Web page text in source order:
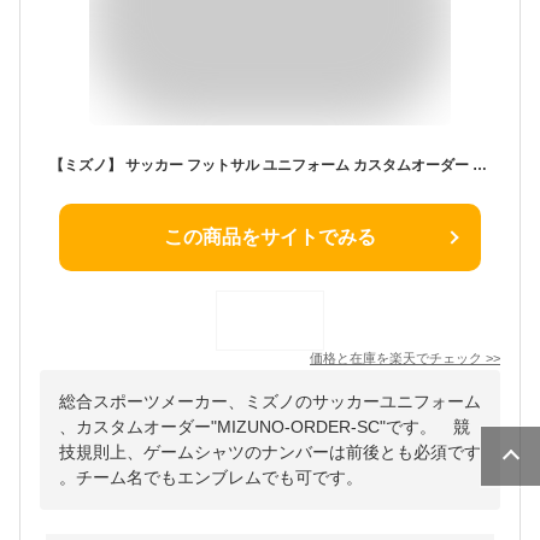
【ミズノ】 サッカー フットサル ユニフォーム カスタムオーダー 5枚以上から オリジナルユニフォーム MIZUNO-ORDER-SC ※キャンセル・返品・変更不可商品
この商品をサイトでみる
価格と在庫を楽天でチェック >>
総合スポーツメーカー、ミズノのサッカーユニフォーム
、カスタムオーダー"MIZUNO-ORDER-SC"です。 競
技規則上、ゲームシャツのナンバーは前後とも必須です
。チーム名でもエンブレムでも可です。